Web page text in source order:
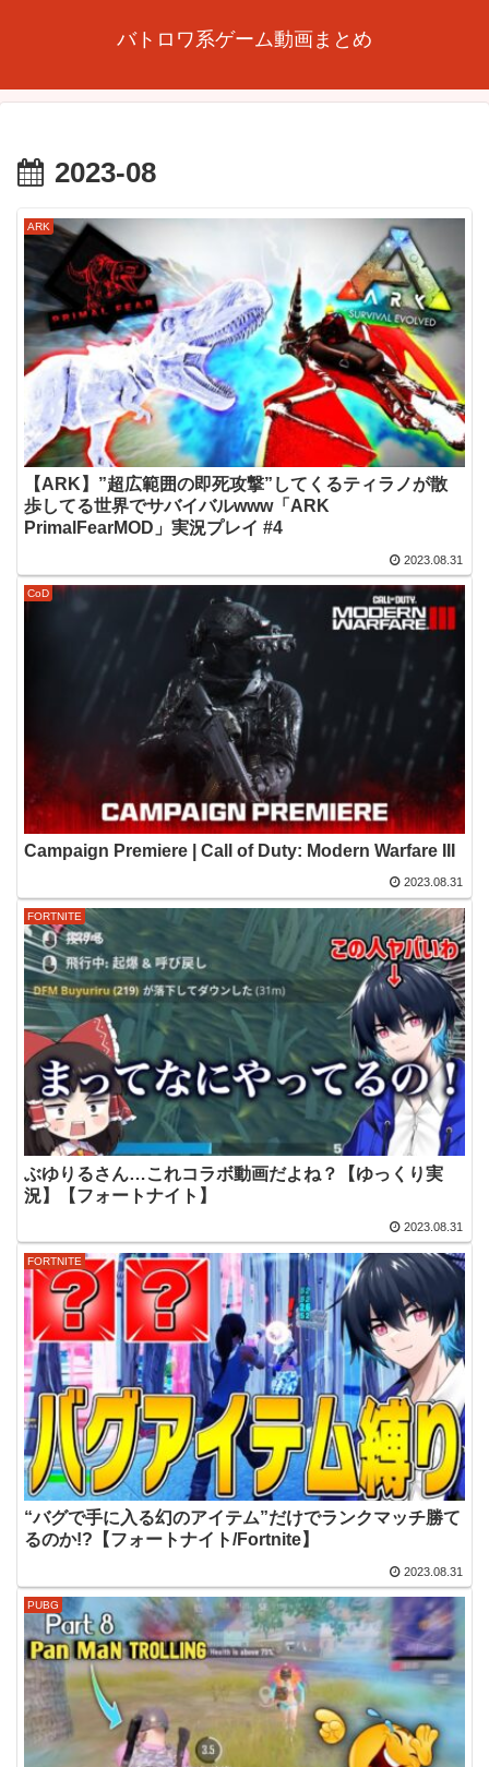
バトロワ系ゲーム動画まとめ
2023-08
ARK
【ARK】”超広範囲の即死攻撃”してくるティラノが散
歩してる世界でサバイバルwww「ARK
PrimalFearMOD」実況プレイ #4
2023.08.31
CoD
Campaign Premiere | Call of Duty: Modern Warfare III
2023.08.31
FORTNITE
ぶゆりるさん…これコラボ動画だよね？【ゆっくり実
況】【フォートナイト】
2023.08.31
FORTNITE
“バグで手に入る幻のアイテム”だけでランクマッチ勝て
るのか!?【フォートナイト/Fortnite】
2023.08.31
PUBG